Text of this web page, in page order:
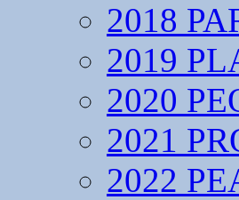
2018
2019
2020
2021
2022